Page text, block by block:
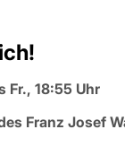
Fr., 18:55 Uhr
Franz Josef